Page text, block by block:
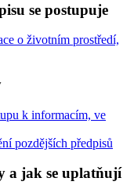
se postupuje
o životním prostředí,
k informacím, ve
pozdějších předpisů
a jak se uplatňují